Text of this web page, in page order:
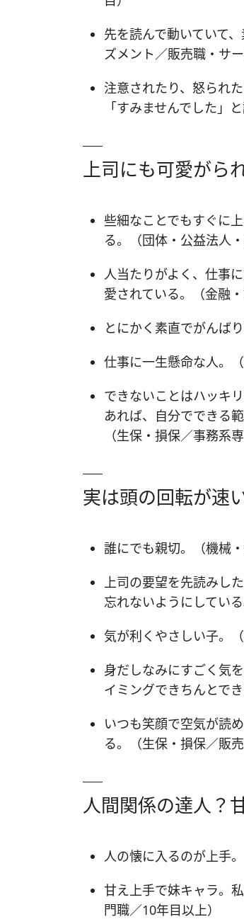
先を読んで動いていて
ズメント／販売職・サ
注意されたり、怒られ
「すみませんでした」
上司にも可愛がら
些細なことでもすぐに
る。（団体・公益法人
人当たりがよく、仕事
愛されている。（金融
とにかく素直でがんば
仕事に一生懸命な人。
できないことはハッキ
あれば、自分でできる
（生保・損保／事務系
実は頭の回転が速
誰にでも親切。（機械
上司の要望を先読みし
忘れないようにしてい
気が利くやさしい子。
身だしなみにすごく気
イミングできちんとで
いつも笑顔で空気が読
る。（生保・損保／販
人間関係の達人？
人の懐に入るのが上手
甘え上手で妹キャラ。
門職／10年目以上）